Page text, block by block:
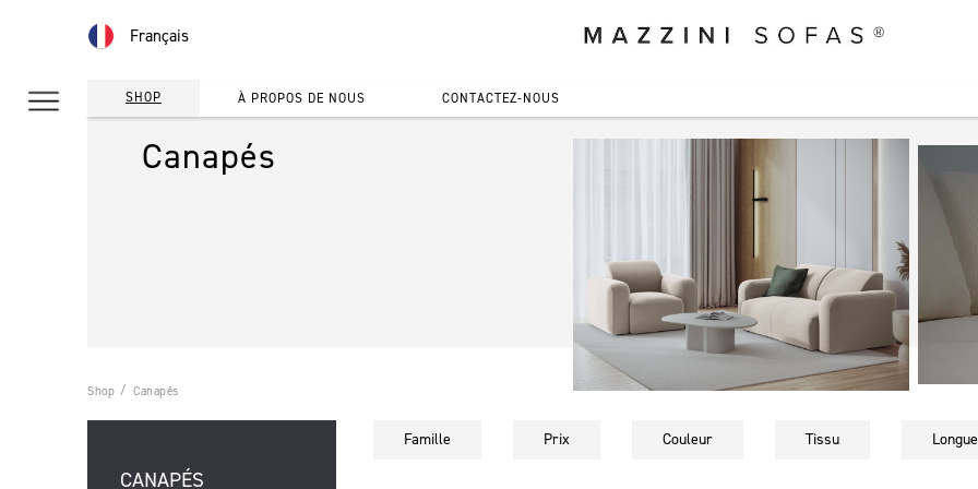
Français
SHOP À PROPOS DE NOUS CONTACTEZ-NOUS
Canapés
Shop Canapés
CANAPÉS
Famille Prix Couleur Tissu